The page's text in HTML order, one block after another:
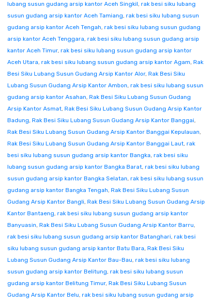
lubang susun gudang arsip kantor Aceh Singkil, rak besi siku lubang
susun gudang arsip kantor Aceh Tamiang, rak besi siku lubang susun
gudang arsip kantor Aceh Tengah, rak besi siku lubang susun gudang
arsip kantor Aceh Tenggara, rak besi siku lubang susun gudang arsip
kantor Aceh Timur, rak besi siku lubang susun gudang arsip kantor
Aceh Utara, rak besi siku lubang susun gudang arsip kantor Agam, Rak
Besi Siku Lubang Susun Gudang Arsip Kantor Alor, Rak Besi Siku
Lubang Susun Gudang Arsip Kantor Ambon, rak besi siku lubang susun
gudang arsip kantor Asahan, Rak Besi Siku Lubang Susun Gudang
Arsip Kantor Asmat, Rak Besi Siku Lubang Susun Gudang Arsip Kantor
Badung, Rak Besi Siku Lubang Susun Gudang Arsip Kantor Banggai,
Rak Besi Siku Lubang Susun Gudang Arsip Kantor Banggai Kepulauan,
Rak Besi Siku Lubang Susun Gudang Arsip Kantor Banggai Laut, rak
besi siku lubang susun gudang arsip kantor Bangka, rak besi siku
lubang susun gudang arsip kantor Bangka Barat, rak besi siku lubang
susun gudang arsip kantor Bangka Selatan, rak besi siku lubang susun
gudang arsip kantor Bangka Tengah, Rak Besi Siku Lubang Susun
Gudang Arsip Kantor Bangli, Rak Besi Siku Lubang Susun Gudang Arsip
Kantor Bantaeng, rak besi siku lubang susun gudang arsip kantor
Banyuasin, Rak Besi Siku Lubang Susun Gudang Arsip Kantor Barru,
rak besi siku lubang susun gudang arsip kantor Batanghari, rak besi
siku lubang susun gudang arsip kantor Batu Bara, Rak Besi Siku
Lubang Susun Gudang Arsip Kantor Bau-Bau, rak besi siku lubang
susun gudang arsip kantor Belitung, rak besi siku lubang susun
gudang arsip kantor Belitung Timur, Rak Besi Siku Lubang Susun
Gudang Arsip Kantor Belu, rak besi siku lubang susun gudang arsip